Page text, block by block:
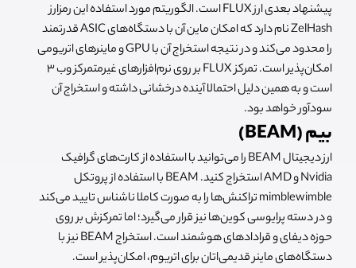
پیشنهاد بعدی ارز FLUX است. الگوریتم مورد استفاده این رمزارز
ZelHash نام دارد که امکان ماین آن با دستگاه‌های ASIC قدرتمند
را محدود می‌کند و در نتیجه استخراج آن با GPU و ماینرهای اتریومی
امکان‌پذیر است. تمرکز FLUX بر روی نرم‌افزارهای غیرمتمرکز وب 3
است و به همین دلیل احتمالا آینده درخشانی داشته و استخراج آن
سودآور خواهد بود.
بیم (BEAM)
ارز دیجیتال BEAM را می‌توانید با استفاده از کارت‌های گرافیک
Nvidia و AMD استخراج کنید. BEAM با استفاده از پروتکل
mimblewimble تراکنش‌ها را به صورت کاملا ناشناس تایید می‌کند
و در دسته پرایوسی کوین‌ها نیز قرار می‌گیرد؛ اما تمرکزش بر روی
حوزه دیفای و قرادادهای هوشمند است. استخراج BEAM نیز با
دستگاه‌های ماینر قدیمی‌اتان برای اتریوم، امکان‌پذیر است.